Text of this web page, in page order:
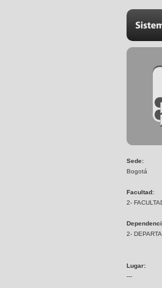
Sede:
Bogotá
Facultad:
2-
2-
Lugar:
---